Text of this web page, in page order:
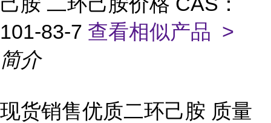
101-83-7 查看相似产品 >
简介
现货销售优质二环己胺 质量